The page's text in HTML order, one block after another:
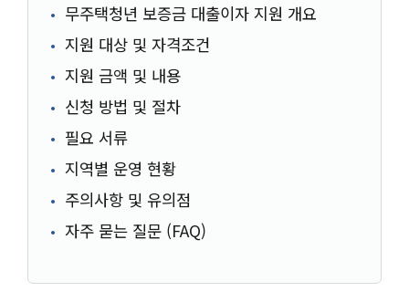
무주택청년 보증금 대출이자 지원 개요
지원 대상 및 자격조건
지원 금액 및 내용
신청 방법 및 절차
필요 서류
지역별 운영 현황
주의사항 및 유의점
자주 묻는 질문 (FAQ)